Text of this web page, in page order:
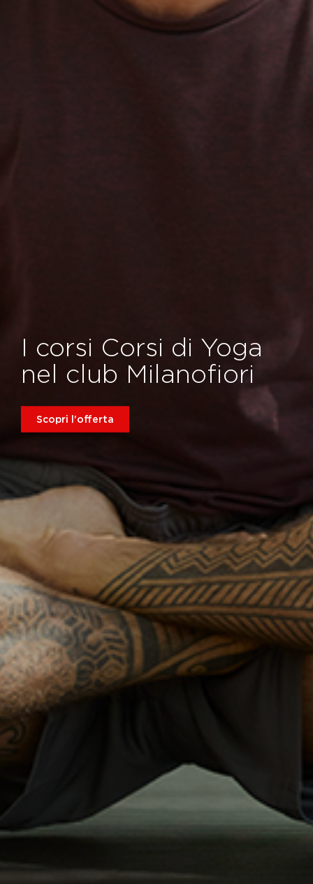
I corsi Corsi di Yoga
nel club Milanofiori
Scopri l'offerta